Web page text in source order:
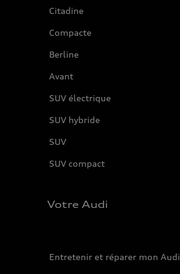
Citadine
Compacte
Berline
Avant
SUV électrique
SUV hybride
SUV
SUV compact
Votre Audi
Entretenir et réparer mon Audi